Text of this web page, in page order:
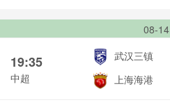
08-14
19:35
中超
武汉三镇
上海海港